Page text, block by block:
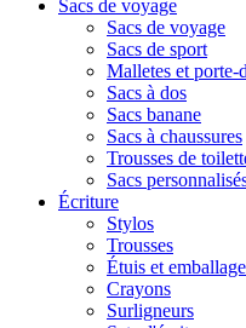
Sacs de voyage
Sacs de voyage
Sacs de sport
Malletes et porte-
Sacs à dos
Sacs banane
Sacs à chaussures
Trousses de
Sacs
Écriture
Stylos
Trousses
Étuis et
Crayons
Surligneurs